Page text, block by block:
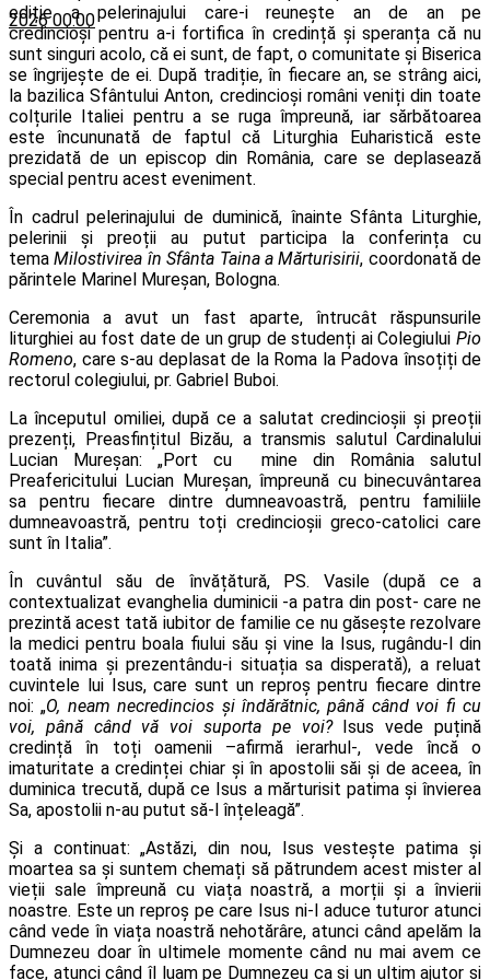
2026 00:00
ediție a pelerinajului care-i reunește an de an pe
credincioși pentru a-i fortifica în credință și speranța că nu
sunt singuri acolo, că ei sunt, de fapt, o comunitate și Biserica
se îngrijește de ei. După tradiție, în fiecare an, se strâng aici,
la bazilica Sfântului Anton, credincioși români veniți din toate
colțurile Italiei pentru a se ruga împreună, iar sărbătoarea
este încununată de faptul că Liturghia Euharistică este
prezidată de un episcop din România, care se deplasează
special pentru acest eveniment.
În cadrul pelerinajului de duminică, înainte Sfânta Liturghie,
pelerinii și preoții au putut participa la conferința cu
temaMilostivirea în Sfânta Taina a Mărturisirii, coordonată de
părintele Marinel Mureșan, Bologna.
Ceremonia a avut un fast aparte, întrucât răspunsurile
liturghiei au fost date de un grup de studenți ai Colegiului Pio
Romeno, care s-au deplasat de la Roma la Padova însoțiți de
rectorul colegiului, pr. Gabriel Buboi.
La începutul omiliei, după ce a salutat credincioșii și preoții
prezenți, Preasfințitul Bizău, a transmis salutul Cardinalului
Lucian Mureșan: „Port cu mine din România salutul
Preafericitului Lucian Mureșan, împreună cu binecuvântarea
sa pentru fiecare dintre dumneavoastră, pentru familiile
dumneavoastră, pentru toți credincioșii greco-catolici care
sunt în Italia”.
În cuvântul său de învățătură, PS. Vasile (după ce a
contextualizat evanghelia duminicii -a patra din post- care ne
prezintă acest tată iubitor de familie ce nu găsește rezolvare
la medici pentru boala fiului său și vine la Isus, rugându-l din
toată inima și prezentându-i situația sa disperată), a reluat
cuvintele lui Isus, care sunt un reproș pentru fiecare dintre
noi: „O, neam necredincios și îndărătnic, până când voi fi cu
voi, până când vă voi suporta pe voi?Isus vede puțină
credință în toți oamenii –afirmă ierarhul-, vede încă o
imaturitate a credinței chiar și în apostolii săi și de aceea, în
duminica trecută, după ce Isus a mărturisit patima și învierea
Sa, apostolii n-au putut să-l înțeleagă”.
Și a continuat: „Astăzi, din nou, Isus vestește patima și
moartea sa și suntem chemați să pătrundem acest mister al
vieții sale împreună cu viața noastră, a morții și a învierii
noastre. Este un reproș pe care Isus ni-l aduce tuturor atunci
când vede în viața noastră nehotărâre, atunci când apelăm la
Dumnezeu doar în ultimele momente când nu mai avem ce
face, atunci când îl luam pe Dumnezeu ca și un ultim ajutor și